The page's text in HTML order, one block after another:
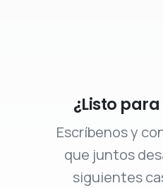
¿Listo
Escríbenos y
que juntos
siguientes